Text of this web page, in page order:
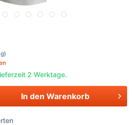
2 Werktage.
In den Warenkorb